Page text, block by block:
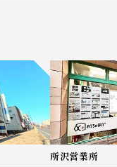
所沢営業所